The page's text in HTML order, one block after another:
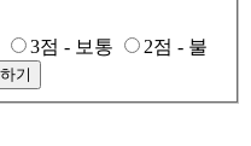
3점 - 보통
2점 - 불
기